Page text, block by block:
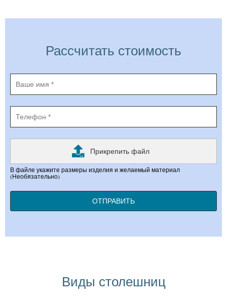
Рассчитать стоимость
Прикрепить файл
В файле укажите размеры изделия и желаемый материал
(Необязательно)
ОТПРАВИТЬ
Виды столешниц